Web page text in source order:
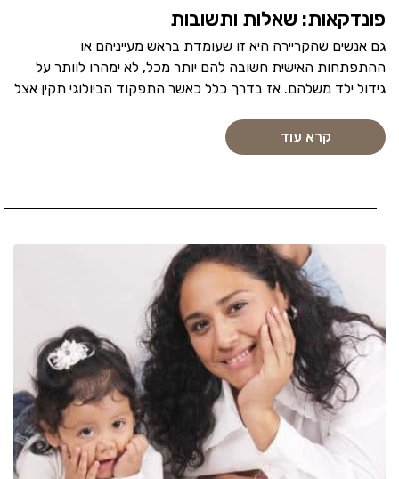
פונדקאות: שאלות ותשובות
גם אנשים שהקריירה היא זו שעומדת בראש מעייניהם או
ההתפתחות האישית חשובה להם יותר מכל, לא ימהרו לוותר על
גידול ילד משלהם. אז בדרך כלל כאשר התפקוד הביולוגי תקין אצל
קרא עוד